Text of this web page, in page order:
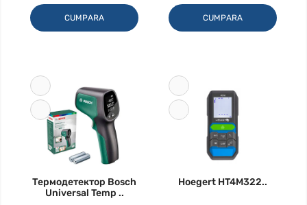
CUMPARA CUMPARA
Термодетектор Bosch
Universal Temp ..
Hoegert HT4M322..